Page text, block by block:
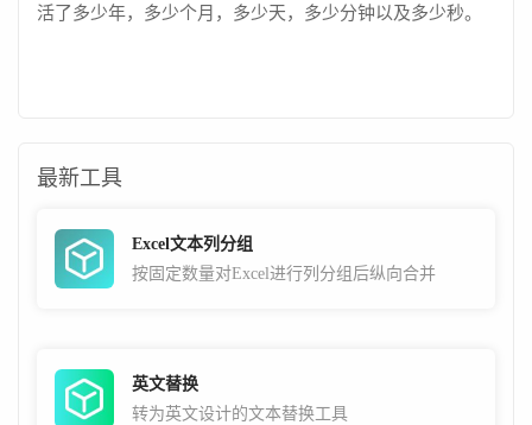
活了多少年，多少个月，多少天，多少分钟以及多少秒。
最新工具
Excel文本列分组
按固定数量对Excel进行列分组后纵向合并
英文替换
转为英文设计的文本替换工具